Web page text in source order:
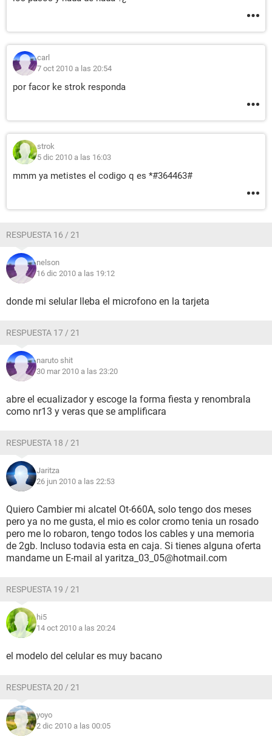
carl
7 oct 2010 a las 20:54
por facor ke strok responda
strok
5 dic 2010 a las 16:03
mmm ya metistes el codigo q es *#364463#
RESPUESTA 16 / 21
nelson
16 dic 2010 a las 19:12
donde mi selular lleba el microfono en la tarjeta
RESPUESTA 17 / 21
naruto shit
30 mar 2010 a las 23:20
abre el ecualizador y escoge la forma fiesta y renombrala
como nr13 y veras que se amplificara
RESPUESTA 18 / 21
Jaritza
26 jun 2010 a las 22:53
Quiero Cambier mi alcatel Ot-660A, solo tengo dos meses
pero ya no me gusta, el mio es color cromo tenia un rosado
pero me lo robaron, tengo todos los cables y una memoria
de 2gb. Incluso todavia esta en caja. Si tienes alguna oferta
mandame un E-mail al yaritza_03_05@hotmail.com
RESPUESTA 19 / 21
hi5
14 oct 2010 a las 20:24
el modelo del celular es muy bacano
RESPUESTA 20 / 21
yoyo
2 dic 2010 a las 00:05